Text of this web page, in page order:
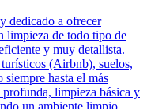
dedicado a ofrecer
limpieza de todo tipo de
y muy detallista.
(Airbnb), suelos,
siempre hasta el más
limpieza básica y